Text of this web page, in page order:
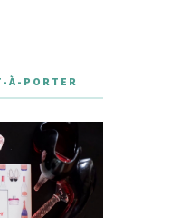
À-PORTER